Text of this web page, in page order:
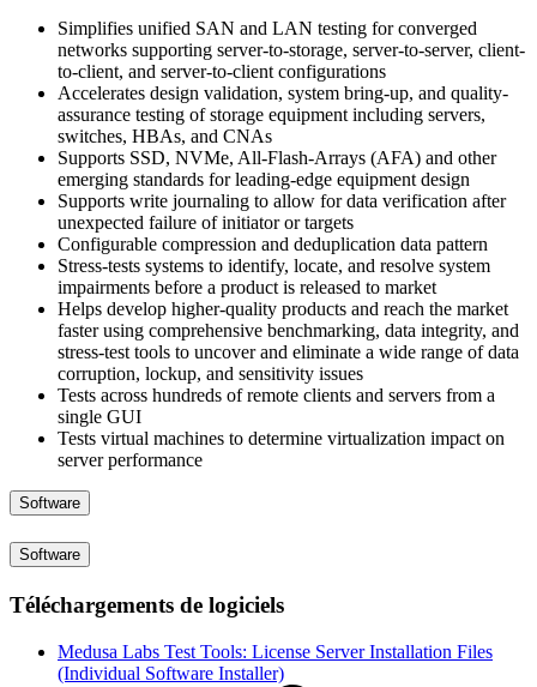
Simplifies unified SAN and LAN testing for converged
networks supporting server-to-storage, server-to-server, client-
to-client, and server-to-client configurations
Accelerates design validation, system bring-up, and quality-
assurance testing of storage equipment including servers,
switches, HBAs, and CNAs
Supports SSD, NVMe, All-Flash-Arrays (AFA) and other
emerging standards for leading-edge equipment design
Supports write journaling to allow for data verification after
unexpected failure of initiator or targets
Configurable compression and deduplication data pattern
Stress-tests systems to identify, locate, and resolve system
impairments before a product is released to market
Helps develop higher-quality products and reach the market
faster using comprehensive benchmarking, data integrity, and
stress-test tools to uncover and eliminate a wide range of data
corruption, lockup, and sensitivity issues
Tests across hundreds of remote clients and servers from a
single GUI
Tests virtual machines to determine virtualization impact on
server performance
Software
Software
Téléchargements de logiciels
Medusa Labs Test Tools: License Server Installation Files
(Individual Software Installer)